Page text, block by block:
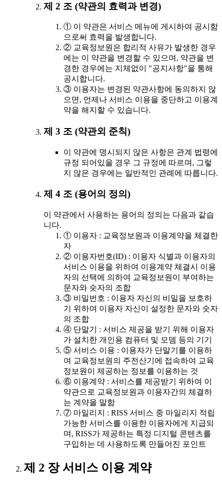
제 2 조 (약관의 효력과 변경)
① 이 약관은 서비스 메뉴에 게시하여 공시함
으로써 효력을 발생합니다.
② 교육정보원은 합리적 사유가 발생한 경우
에는 이 약관을 변경할 수 있으며, 약관을 변
경한 경우에는 지체없이 "공지사항"을 통해
공시합니다.
③ 이용자는 변경된 약관사항에 동의하지 않
으면, 언제나 서비스 이용을 중단하고 이용계
약을 해지할 수 있습니다.
제 3 조 (약관외 준칙)
이 약관에 명시되지 않은 사항은 관계 법령에
규정 되어있을 경우 그 규정에 따르며, 그렇
지 않은 경우에는 일반적인 관례에 따릅니다.
제 4 조 (용어의 정의)
이 약관에서 사용하는 용어의 정의는 다음과 같습
니다.
① 이용자 : 교육정보원과 이용계약을 체결한
자
② 이용자번호(ID) : 이용자 식별과 이용자의
서비스 이용을 위하여 이용계약 체결시 이용
자의 선택에 의하여 교육정보원이 부여하는
문자와 숫자의 조합
③ 비밀번호 : 이용자 자신의 비밀을 보호하
기 위하여 이용자 자신이 설정한 문자와 숫자
의 조합
④ 단말기 : 서비스 제공을 받기 위해 이용자
가 설치한 개인용 컴퓨터 및 모뎀 등의 기기
⑤ 서비스 이용 : 이용자가 단말기를 이용하
여 교육정보원의 주전산기에 접속하여 교육
정보원이 제공하는 정보를 이용하는 것
⑥ 이용계약 : 서비스를 제공받기 위하여 이
약관으로 교육정보원과 이용자간의 체결하
는 계약을 말함
⑦ 마일리지 : RISS 서비스 중 마일리지 적립
가능한 서비스를 이용한 이용자에게 지급되
며, RISS가 제공하는 특정 디지털 콘텐츠를
구입하는 데 사용하도록 만들어진 포인트
제 2 장 서비스 이용 계약